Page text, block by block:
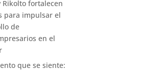
Rikolto fortalecen
para impulsar el
de
en el
que se siente: